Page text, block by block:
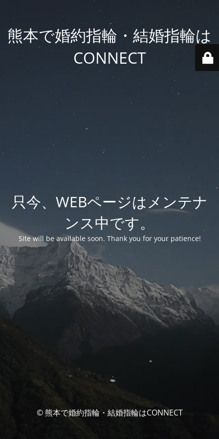
熊本で婚約指輪・結婚指輪は
CONNECT
只今、WEBページはメンテナ
ンス中です。
Site will be available soon. Thank you for your patience!
© 熊本で婚約指輪・結婚指輪はCONNECT